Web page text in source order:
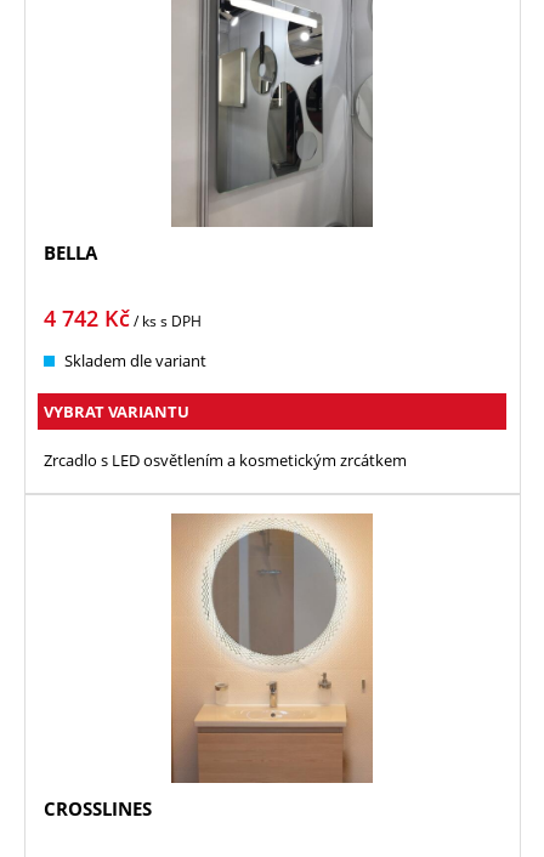
BELLA
4 742 Kč/ kss DPH
Skladem dle variant
VYBRAT VARIANTU
Zrcadlo s LED osvětlením a kosmetickým zrcátkem
CROSSLINES